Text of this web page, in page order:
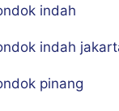
indah
indah
pinang